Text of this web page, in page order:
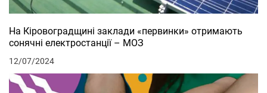
На Кіровоградщині заклади «первинки» отримають
сонячні електростанції – МОЗ
12/07/2024